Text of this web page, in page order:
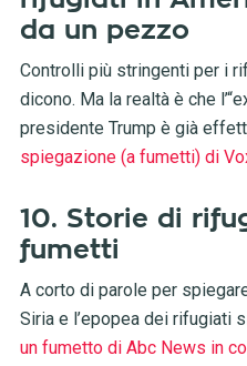
da un pezzo
Controlli più stringenti per i
dicono. Ma la realtà è che
presidente Trump è già
spiegazione (a fumetti) di
10. Storie di
fumetti
A corto di parole per
Siria e l’epopea dei rifugiati
un fumetto di Abc News in